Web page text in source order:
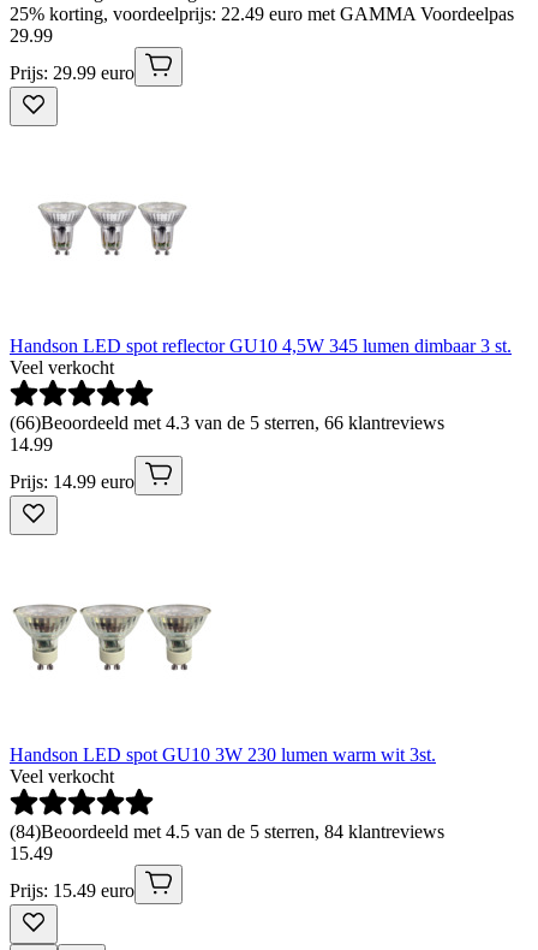
25% korting, voordeelprijs: 22.49 euro met GAMMA Voordeelpas
29.99
Prijs: 29.99 euro
Handson LED spot reflector GU10 4,5W 345 lumen dimbaar 3 st.
Veel verkocht
(66)Beoordeeld met 4.3 van de 5 sterren, 66 klantreviews
14.99
Prijs: 14.99 euro
Handson LED spot GU10 3W 230 lumen warm wit 3st.
Veel verkocht
(84)Beoordeeld met 4.5 van de 5 sterren, 84 klantreviews
15.49
Prijs: 15.49 euro